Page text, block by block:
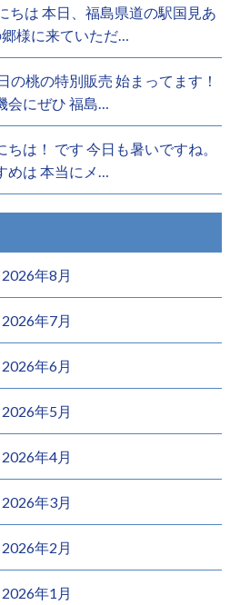
ちは 本日、福島県道の駅国見あ
様に来ていただ…
桃の特別販売 始まってます！
会にぜひ 福島…
は！ です 今日も暑いですね。
めは 本当にメ…
2026年8月
2026年7月
2026年6月
2026年5月
2026年4月
2026年3月
2026年2月
2026年1月